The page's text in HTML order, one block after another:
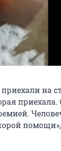
на
приехала.